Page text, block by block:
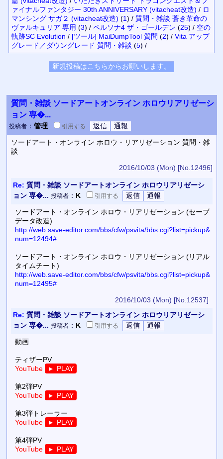
ァイナルファンタジー 30th ANNIVERSARY (vitacheat改造) / ロ
マンシング サガ２ (vitacheat改造) (1) / 質問・雑談 蒼き革命の
ヴァルキュリア 専用 (3) / ペルソナ4 ザ・ゴールデン (25) / 空の
軌跡SC Evolution / [ツール] MaiDumpTool 質問 (2) / Vita アップ
グレード／ダウングレード 質問・雑談 (5) /
質問・雑談 ソードアートオンライン ホロウリアリゼーシ
ョン 専�...
投稿者： 管理 引用する
ソードアート・オンライン ホロウ・リアリゼーション 質問・雑
談
2016/10/03 (Mon) [No.12496]
Re: 質問・雑談 ソードアートオンライン ホロウリアリゼーシ
ョン 専�... 投稿者： K 引用する
ソードアート・オンライン ホロウ・リアリゼーション (セーブ
データ改造)
http://web.save-editor.com/bbs/cfw/psvita/bbs.cgi?list=pickup&
num=12494#
ソードアート・オンライン ホロウ・リアリゼーション (リアル
タイムチート)
http://web.save-editor.com/bbs/cfw/psvita/bbs.cgi?list=pickup&
num=12495#
2016/10/03 (Mon) [No.12537]
Re: 質問・雑談 ソードアートオンライン ホロウリアリゼーシ
ョン 専�... 投稿者： K 引用する
動画
ティザーPV
YouTube
▼ PLAY
第2弾PV
YouTube
▼ PLAY
第3弾トレーラー
YouTube
▼ PLAY
第4弾PV
YouTube
▼ PLAY